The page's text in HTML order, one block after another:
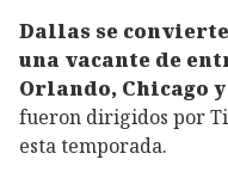
Dallas se
una vacante de
Orlando, Chicago
fueron dirigidos por
esta temporada.